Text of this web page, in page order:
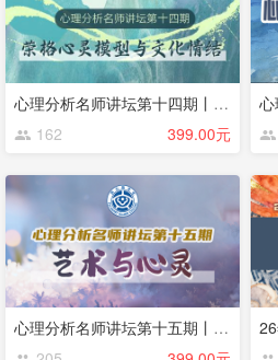
心理分析名师讲坛第十四期丨荣格心灵模型与文化情结丨Thomas Singer（大师系列课程）
162
399.00元
心理分析名师讲坛第十五期丨艺术与心灵：运用“三层交互系统模型”的临床实践丨LindaCarter